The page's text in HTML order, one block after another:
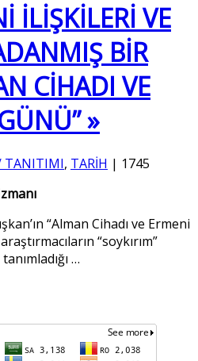
İLİŞKİLERİ VE
BİR
CİHADI VE
»
TANITIMI, TARİH | 1745
“Alman Cihadı ve Ermeni
“soykırım”
…